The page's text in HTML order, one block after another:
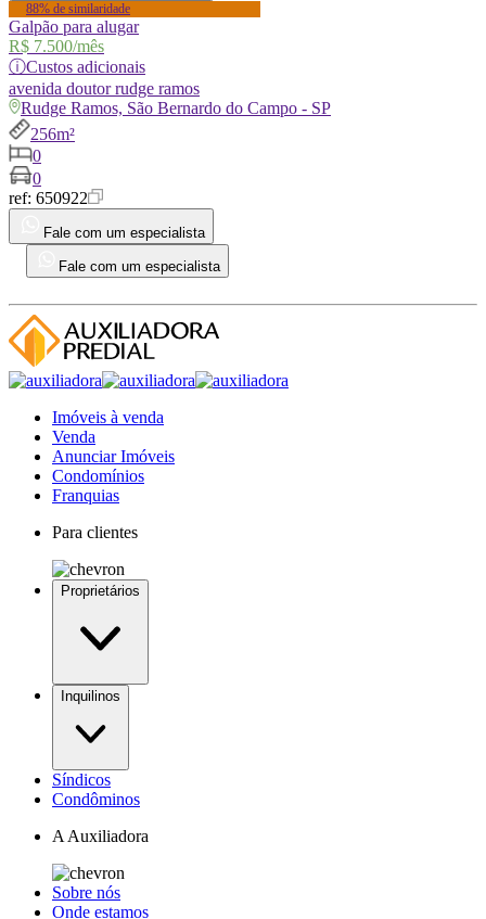
88% de similaridade
Galpão para alugar
R$ 7.500/mês
ⓘCustos adicionais
avenida doutor rudge ramos
Rudge Ramos, São Bernardo do Campo - SP
256m²
0
0
ref: 650922
Fale com um especialista
Fale com um especialista
Imóveis à venda
Venda
Anunciar Imóveis
Condomínios
Franquias
Para clientes
Proprietários
Inquilinos
Síndicos
Condôminos
A Auxiliadora
Sobre nós
Onde estamos